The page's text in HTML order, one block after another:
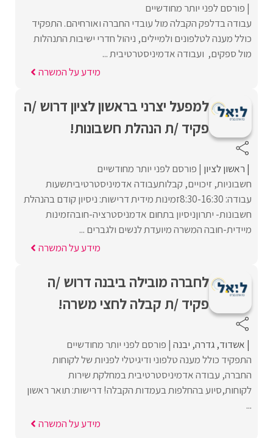
פורסם לפני יותר מחודשיים
עבודה בדלפק הקבלה מול עובדי החברה ואורחיהם. התפקיד
כולל מענה לטלפונים ולמיילים, ניהול חדרי ישיבות התנהלות
מול ספקים, ועבודה אדמיניסטרטיבית ...
מידע על המשרה
למפעל יצרני בראשון לציון דרוש /ה
פקיד /ת הנהלת חשבונות!
ראשון לציון פורסם לפני יותר מחודשיים
חשבוניות, זיכויים, קבלותעבודה אדמיניסטרטיביתשעות
עבודה: 8:30-16:30זמינות מידית דרישות: ניסיון קודם בהנהלת
חשבונות- יתרוןניסיון בתחום אדמניסטרציה-חובהזמינות
מיידית-חובה המשרה מיועדת לנשים ולגברים ...
מידע על המשרה
לחברה מובילה ביבנה דרוש /ה
פקיד /ת קבלה לחצי משרה!
אשדוד גדרה יבנה פורסם לפני יותר מחודשיים
התפקיד כולל מענה טלפוני ודיגיטלי לפניות של לקוחות
החברה, עבודה אדמיניסטרטיבית במחלקת שירות
לקוחות,סיוע בהחלפות בעמדות הקבלה! דרישות: תואר ראשון
...
מידע על המשרה